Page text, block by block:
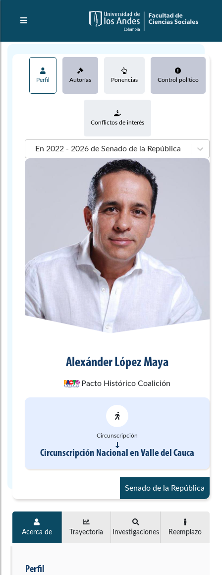
Perfil Autorías Ponencias Control político
Conflictos de interés
En 2022 - 2026 de Senado de la República
AlexánderLópez Maya
Pacto Histórico Coalición
Circunscripción
Circunscripción Nacional enValle del Cauca
Senado de la República
Acerca de Trayectoria Investigaciones Reemplazo
Perfil